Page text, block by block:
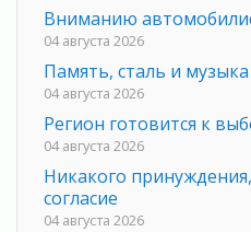
Вниманию
04 августа 2026
Память, сталь и музыка
04 августа 2026
Регион готовится к
04 августа 2026
Никакого
согласие
04 августа 2026